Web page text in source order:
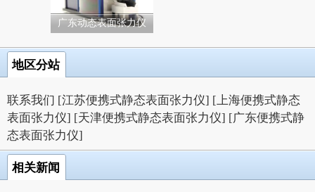
广东动态表面张力仪
地区分站
联系我们 [江苏便携式静态表面张力仪] [上海便携式静态
表面张力仪] [天津便携式静态表面张力仪] [广东便携式静
态表面张力仪]
相关新闻